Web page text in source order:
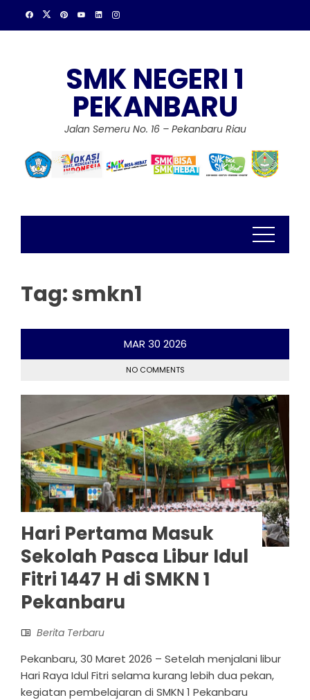
SMK NEGERI 1
PEKANBARU
Jalan Semeru No. 16 – Pekanbaru Riau
Tag:smkn1
MAR 30 2026
NO COMMENTS
Hari Pertama Masuk
Sekolah Pasca Libur Idul
Fitri 1447 H di SMKN 1
Pekanbaru
Berita Terbaru
Pekanbaru, 30 Maret 2026 – Setelah menjalani libur
Hari Raya Idul Fitri selama kurang lebih dua pekan,
kegiatan pembelajaran di SMKN 1 Pekanbaru